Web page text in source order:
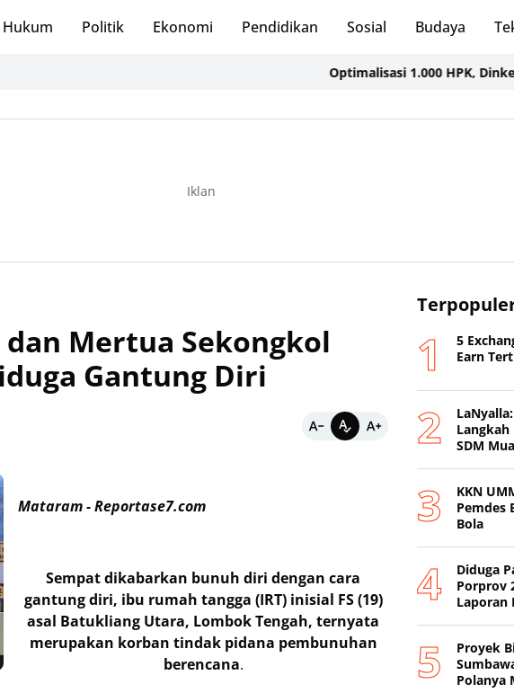
Hukum Politik Ekonomi Pendidikan Sosial Budaya
Optimalisasi 1.000 HPK, Dinkes
Iklan
Mertua Sekongkol
Gantung Diri
Mataram - Reportase7.com
Sempat dikabarkan bunuh diri dengan cara
gantung diri, ibu rumah tangga (IRT) inisial FS (19)
asal Batukliang Utara, Lombok Tengah, ternyata
merupakan korban tindak pidana pembunuhan
berencana.
5
Earn
SDM
KKN
Pemdes
Bola
Diduga
Porprov
Laporan
Proyek
Polanya